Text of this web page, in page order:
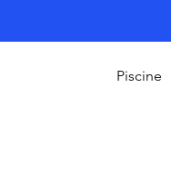
Piscine